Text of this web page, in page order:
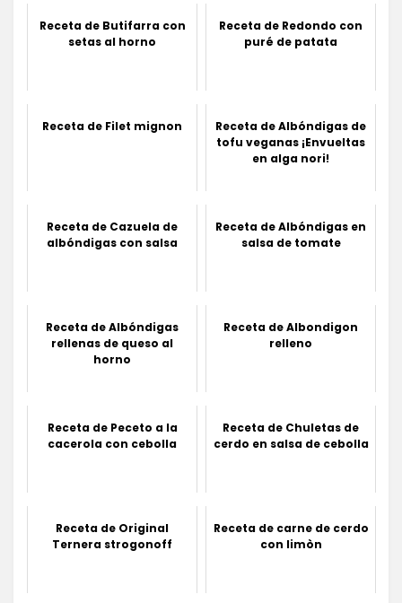
Receta de Butifarra con
setas al horno
Receta de Redondo con
puré de patata
Receta de Filet mignon
Receta de Albóndigas de
tofu veganas ¡Envueltas
en alga nori!
Receta de Cazuela de
albóndigas con salsa
Receta de Albóndigas en
salsa de tomate
Receta de Albóndigas
rellenas de queso al
horno
Receta de Albondigon
relleno
Receta de Peceto a la
cacerola con cebolla
Receta de Chuletas de
cerdo en salsa de cebolla
Receta de Original
Ternera strogonoff
Receta de carne de cerdo
con limòn